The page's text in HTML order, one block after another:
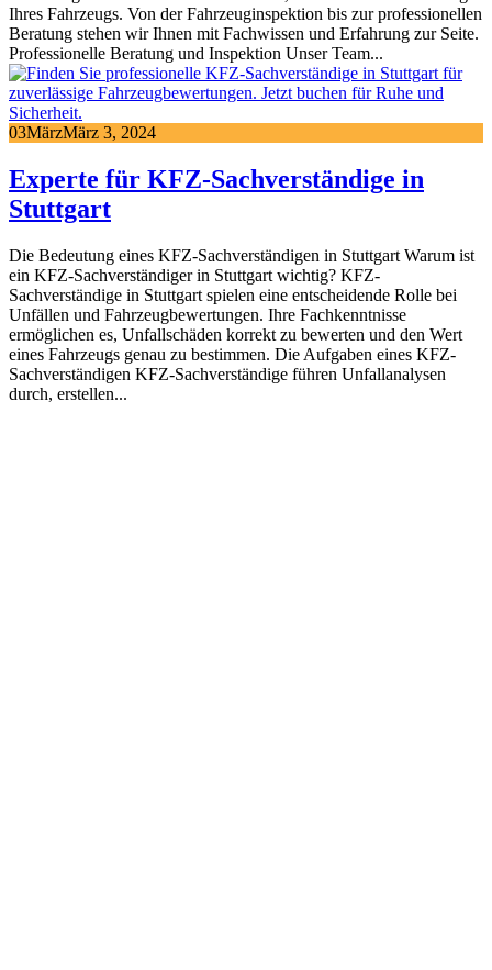
Ihres Fahrzeugs. Von der Fahrzeuginspektion bis zur professionellen
Beratung stehen wir Ihnen mit Fachwissen und Erfahrung zur Seite.
Professionelle Beratung und Inspektion Unser Team...
03MärzMärz 3, 2024
Experte für KFZ-Sachverständige in
Stuttgart
Die Bedeutung eines KFZ-Sachverständigen in Stuttgart Warum ist
ein KFZ-Sachverständiger in Stuttgart wichtig? KFZ-
Sachverständige in Stuttgart spielen eine entscheidende Rolle bei
Unfällen und Fahrzeugbewertungen. Ihre Fachkenntnisse
ermöglichen es, Unfallschäden korrekt zu bewerten und den Wert
eines Fahrzeugs genau zu bestimmen. Die Aufgaben eines KFZ-
Sachverständigen KFZ-Sachverständige führen Unfallanalysen
durch, erstellen...